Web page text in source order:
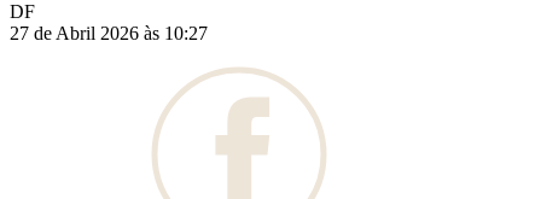
DF
27 de Abril 2026 às 10:27